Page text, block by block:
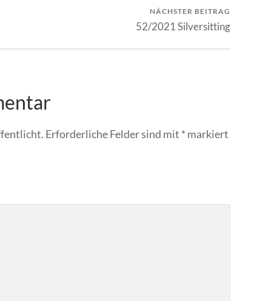
NÄCHSTER BEITRAG
52/2021 Silversitting
Erforderliche Felder sind mit * markiert